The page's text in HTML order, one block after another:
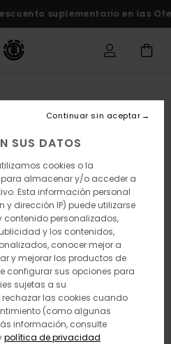
suplementario en las
SUS DATOS
cookies o la
almacenar y/o acceder a
Esta información personal
dirección IP) puede utilizarse
contenido personalizados,
y los contenidos,
conocer mejor a
y mejorar los productos de
configurar sus opciones para
sujetas a su
las cookies cuando
(como algunas
información, consulte
política de privacidad
Continuar sin aceptar